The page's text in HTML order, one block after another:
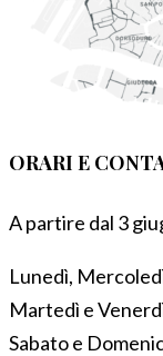
ORARI E
A partire dal 3
Lunedì,
Martedì e
Sabato e